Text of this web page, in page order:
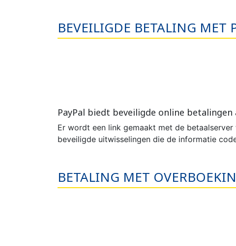
BEVEILIGDE BETALING MET
PayPal biedt beveiligde online betalingen
Er wordt een link gemaakt met de
beveiligde uitwisselingen die de informatie
BETALING MET